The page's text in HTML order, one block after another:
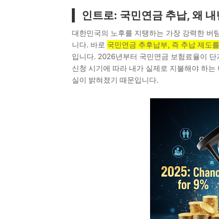
인트로: 국민연금 추납, 왜
대한민국의 노후를 지탱하는 가장 강력한 버
니다. 바로 국민연금 추후납부, 즉 추납 제도
입니다. 2026년부터 국민연금 보험료율이
신청 시기에 따라 내가 실제로 지불해야 하
실이 밝혀졌기 때문입니다.